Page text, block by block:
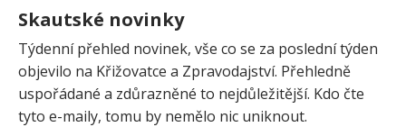
Skautské novinky
Týdenní přehled novinek, vše co se za poslední týden
objevilo na Křižovatce a Zpravodajství. Přehledně
uspořádané a zdůrazněné to nejdůležitější. Kdo čte
tyto e-maily, tomu by nemělo nic uniknout.